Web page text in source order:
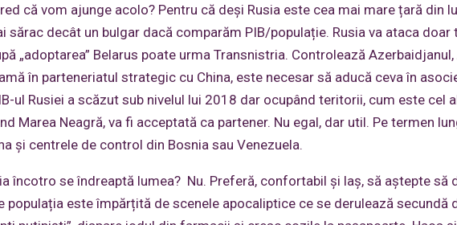
că vom ajunge acolo? Pentru că deși Rusia este cea mai mare țară din
sărac decât un bulgar dacă comparăm PIB/populație. Rusia va ataca
„adoptarea” Belarus poate urma Transnistria. Controlează
în parteneriatul strategic cu China, este necesar să aducă ceva în
ul Rusiei a scăzut sub nivelul lui 2018 dar ocupând teritorii, cum este cel
Marea Neagră, va fi acceptată ca partener. Nu egal, dar util. Pe termen
și centrele de control din Bosnia sau Venezuela.
încotro se îndreaptă lumea? Nu. Preferă, confortabil și laș, să aștepte să
populația este împărțită de scenele apocaliptice ce se derulează secundă